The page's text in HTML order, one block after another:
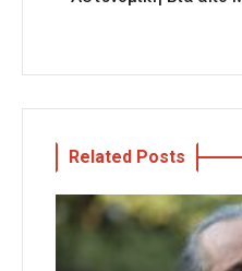
Related Posts